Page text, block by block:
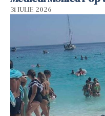
31 IULIE 2026